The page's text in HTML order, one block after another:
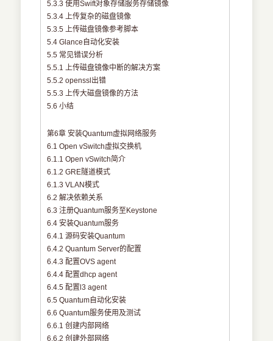
5.3.3 使用Swift对象存储服务存储镜像
5.3.4 上传复杂的磁盘镜像
5.3.5 上传磁盘镜像参考脚本
5.4 Glance自动化安装
5.5 常见错误分析
5.5.1 上传磁盘镜像中断的解决方案
5.5.2 openssl出错
5.5.3 上传大磁盘镜像的方法
5.6 小结
第6章 安装Quantum虚拟网络服务
6.1 Open vSwitch虚拟交换机
6.1.1 Open vSwitch简介
6.1.2 GRE隧道模式
6.1.3 VLAN模式
6.2 解决依赖关系
6.3 注册Quantum服务至Keystone
6.4 安装Quantum服务
6.4.1 源码安装Quantum
6.4.2 Quantum Server的配置
6.4.3 配置OVS agent
6.4.4 配置dhcp agent
6.4.5 配置l3 agent
6.5 Quantum自动化安装
6.6 Quantum服务使用及测试
6.6.1 创建内部网络
6.6.2 创建外部网络